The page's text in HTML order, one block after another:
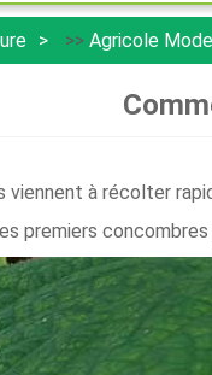
>> Agricole
viennent à récolter
premiers